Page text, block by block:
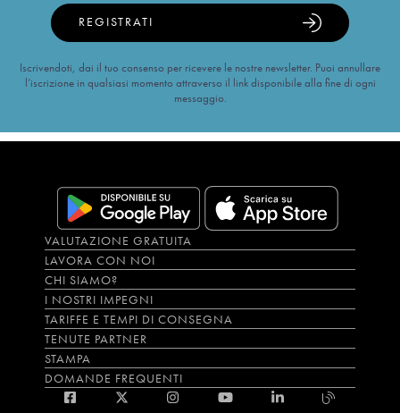
REGISTRATI
Iscrivendoti, dai il tuo consenso per ricevere le nostre newsletter. Puoi annullare
l’iscrizione in qualsiasi momento attraverso il link disponibile alla fine di ogni
messaggio.
VALUTAZIONE GRATUITA
LAVORA CON NOI
CHI SIAMO?
I NOSTRI IMPEGNI
TARIFFE E TEMPI DI CONSEGNA
TENUTE PARTNER
STAMPA
DOMANDE FREQUENTI